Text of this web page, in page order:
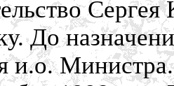
До
и.о. Министра.